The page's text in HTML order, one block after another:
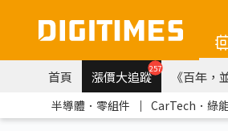
首頁 漲價大追蹤257 《百年，
半導體．零組件 ｜ CarTech．綠